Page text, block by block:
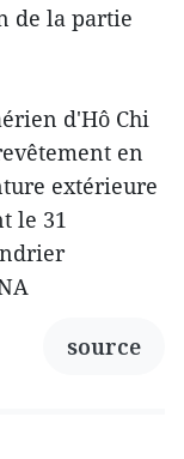
de la partie
d'Hô Chi
en
extérieure
le 31
source